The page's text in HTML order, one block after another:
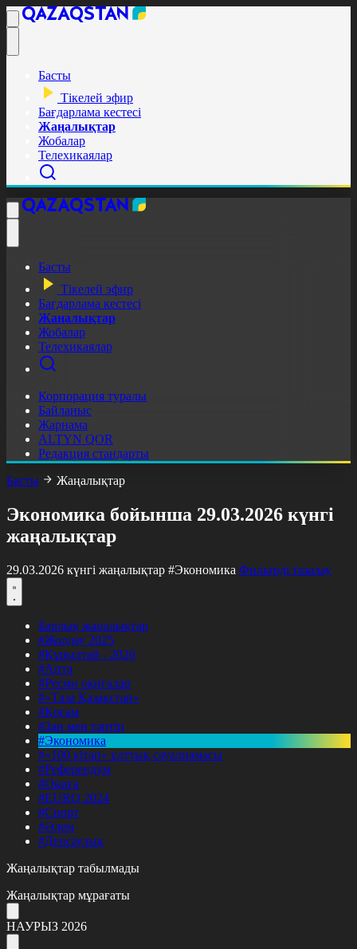
Басты
Тікелей эфир
Бағдарлама кестесі
Жаңалықтар
Жобалар
Телехикаялар
Басты
Тікелей эфир
Бағдарлама кестесі
Жаңалықтар
Жобалар
Телехикаялар
Корпорация туралы
Байланыс
Жарнама
ALTYN QOR
Редакция стандарты
Басты
Жаңалықтар
Экономика бойынша 29.03.2026 күнгі
жаңалықтар
29.03.2026 күнгі жаңалықтар #Экономика Фильтрді тазалау
Барлық жаңалықтар
#Жолдау 2025
#Құрылтай - 2026
#Апта
#Ресми оқиғалар
#«Таза Қазақстан»
#Қоғам
#Заң мен тәртіп
#Экономика
#«100 кітап» ұлттық сауалнамасы
#Референдум
#Оқиға
#EURO 2024
#Спорт
#Әлем
#Денсаулық
Жаңалықтар табылмады
Жаңалықтар мұрағаты
НАУРЫЗ 2026